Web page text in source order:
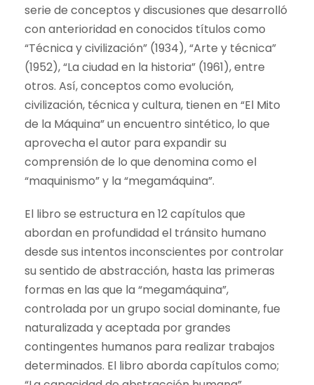
serie de conceptos y discusiones que desarrolló
con anterioridad en conocidos títulos como
“Técnica y civilización” (1934), “Arte y técnica”
(1952), “La ciudad en la historia” (1961), entre
otros. Así, conceptos como evolución,
civilización, técnica y cultura, tienen en “El Mito
de la Máquina” un encuentro sintético, lo que
aprovecha el autor para expandir su
comprensión de lo que denomina como el
“maquinismo” y la “megamáquina”.
El libro se estructura en 12 capítulos que
abordan en profundidad el tránsito humano
desde sus intentos inconscientes por controlar
su sentido de abstracción, hasta las primeras
formas en las que la “megamáquina”,
controlada por un grupo social dominante, fue
naturalizada y aceptada por grandes
contingentes humanos para realizar trabajos
determinados. El libro aborda capítulos como;